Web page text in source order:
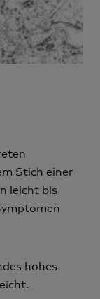
Stich einer
leicht bis
hohes